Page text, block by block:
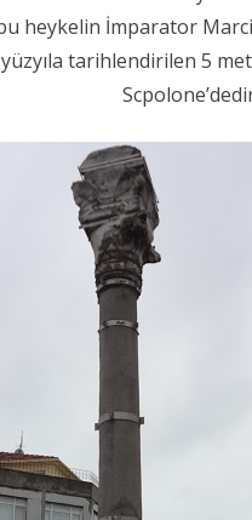
heykelin İmparator
tarihlendirilen 5